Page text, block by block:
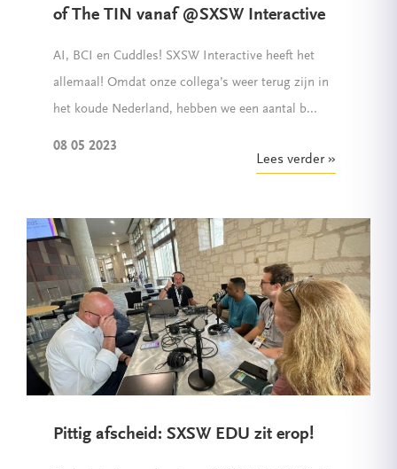
of The TIN vanaf @SXSW Interactive
AI, BCI en Cuddles! SXSW Interactive heeft het
allemaal! Omdat onze collega’s weer terug zijn in
het koude Nederland, hebben we een aantal b...
08 05 2023
Lees verder
Pittig afscheid: SXSW EDU zit erop!